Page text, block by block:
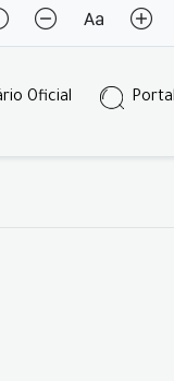
Oficial